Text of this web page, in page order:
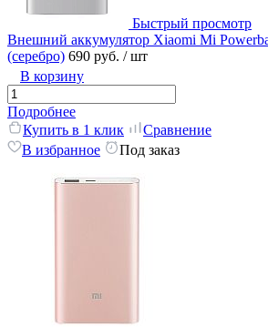
Быстрый просмотр
Внешний аккумулятор Xiaomi Mi
(серебро) 690 руб. / шт
В корзину
Подробнее
Купить в 1 клик
Сравнение
В избранное
Под заказ